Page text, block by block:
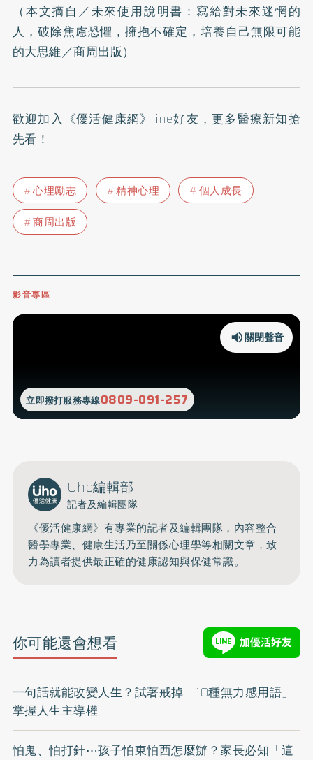
（本文摘自／未來使用說明書：寫給對未來迷惘的
人，破除焦慮恐懼，擁抱不確定，培養自己無限可能
的大思維／商周出版）
歡迎加入 《優活健康網》line好友 ，更多醫療新知搶
先看！
心理勵志 精神心理
個人成長
商周出版
影音專區
立即撥打服務專線0809-091-257
關閉聲音
Uho編輯部
記者及編輯團隊
《優活健康網》有專業的記者及編輯團隊，內容整合
醫學專業、健康生活乃至關係心理學等相關文章，致
力為讀者提供最正確的健康認知與保健常識。
你可能還會想看
一句話就能改變人生？試著戒掉「10種無力感用語」
掌握人生主導權
怕鬼、怕打針⋯孩子怕東怕西怎麼辦？家長必知「這